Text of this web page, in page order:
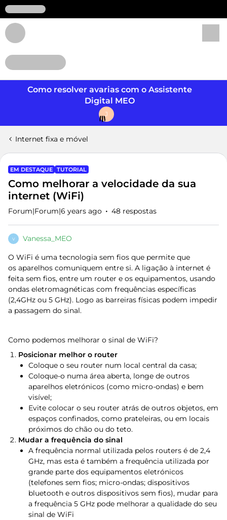
Como resolver avarias com o Assistente
Digital MEO
J
Internet fixa e móvel
EM DESTAQUE TUTORIAL
Como melhorar a velocidade da sua
internet (WiFi)
Forum|Forum|6 years ago 48 respostas
V Vanessa_MEO
O WiFi é uma tecnologia sem fios que permite que
os aparelhos comuniquem entre si. A ligação à internet é
feita sem fios, entre um router e os equipamentos, usando
ondas eletromagnéticas com frequências específicas
(2,4GHz ou 5 GHz). Logo as barreiras físicas podem impedir
a passagem do sinal.
Como podemos melhorar o sinal de WiFi?
Posicionar melhor o router
Coloque o seu router num local central da casa;
Coloque-o numa área aberta, longe de outros
aparelhos eletrónicos (como micro-ondas) e bem
visível;
Evite colocar o seu router atrás de outros objetos, em
espaços confinados, como prateleiras, ou em locais
próximos do chão ou do teto.
Mudar a frequência do sinal
A frequência normal utilizada pelos routers é de 2,4
GHz, mas esta é também a frequência utilizada por
grande parte dos equipamentos eletrónicos
(telefones sem fios; micro-ondas; dispositivos
bluetooth e outros dispositivos sem fios), mudar para
a frequência 5 GHz pode melhorar a qualidade do seu
sinal de WiFi